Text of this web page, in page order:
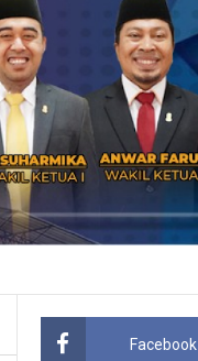
Facebook